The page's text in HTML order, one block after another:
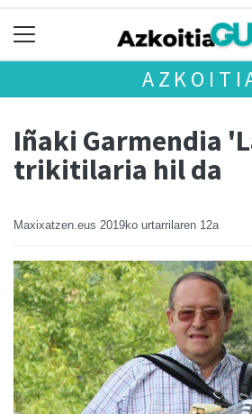
Iñaki Garmendia
trikitilaria hil da
Maxixatzen.eus 2019ko urtarrilaren 12a